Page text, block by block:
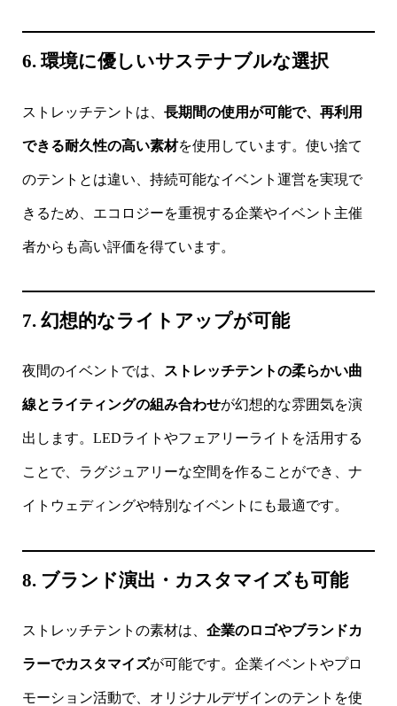
6. 環境に優しいサステナブルな選択
ストレッチテントは、 長期間の使用が可能で、再利用
できる耐久性の高い素材を使用しています。使い捨て
のテントとは違い、持続可能なイベント運営を実現で
きるため、エコロジーを重視する企業やイベント主催
者からも高い評価を得ています。
7. 幻想的なライトアップが可能
夜間のイベントでは、 ストレッチテントの柔らかい曲
線とライティングの組み合わせが幻想的な雰囲気を演
出します。LEDライトやフェアリーライトを活用する
ことで、ラグジュアリーな空間を作ることができ、ナ
イトウェディングや特別なイベントにも最適です。
8. ブランド演出・カスタマイズも可能
ストレッチテントの素材は、 企業のロゴやブランドカ
ラーでカスタマイズが可能です。企業イベントやプロ
モーション活動で、オリジナルデザインのテントを使